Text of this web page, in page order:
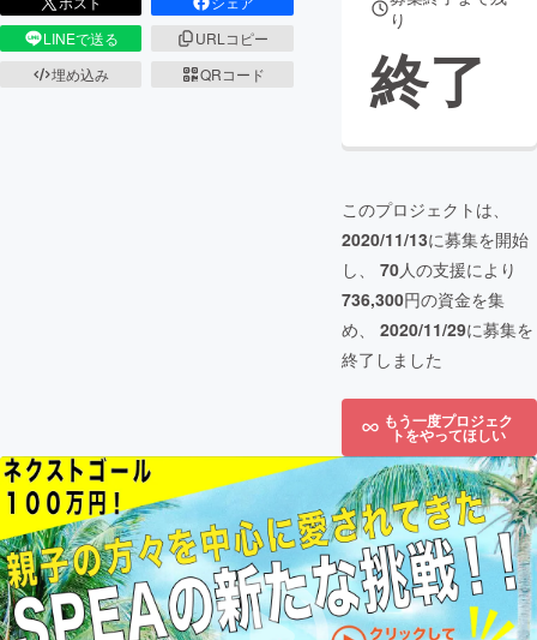
LINEで送る
URLコピー
埋め込み
QRコード
り
終了
このプロジェクトは、
2020/11/13に募集を開始
し、 70人の支援により
736,300円の資金を集
め、 2020/11/29に募集を
終了しました
もう一度プロジェク
トをやってほしい